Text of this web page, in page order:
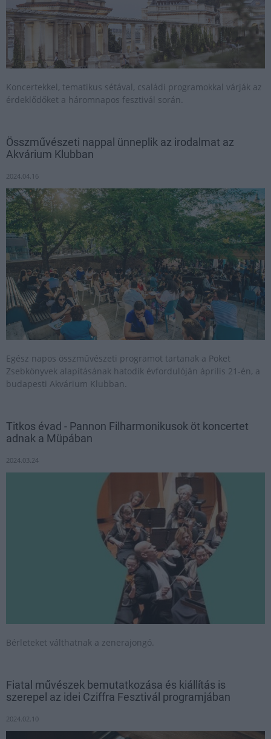
Koncertekkel, tematikus sétával, családi programokkal várják az
érdeklődőket a háromnapos fesztivál során.
Összművészeti nappal ünneplik az irodalmat az
Akvárium Klubban
2024.04.16
Egész napos összművészeti programot tartanak a Poket
Zsebkönyvek alapításának hatodik évfordulóján április 21-én, a
budapesti Akvárium Klubban.
Titkos évad - Pannon Filharmonikusok öt koncertet
adnak a Müpában
2024.03.24
Bérleteket válthatnak a zenerajongó.
Fiatal művészek bemutatkozása és kiállítás is
szerepel az idei Cziffra Fesztivál programjában
2024.02.10